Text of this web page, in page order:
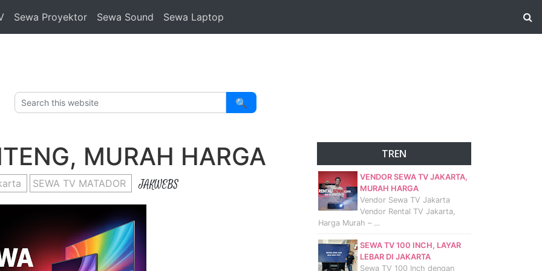
Sewa Proyektor Sewa Sound Sewa Laptop
🔍
MURAH HARGA
SEWA TV MATADOR JAKWEBS
TREN
VENDOR SEWA TV JAKARTA,
MURAH HARGA
Vendor Sewa TV Jakarta
Vendor Rental TV Jakarta,
Harga Murah – …
SEWA TV 100 INCH, LAYAR
LEBAR DI JAKARTA
Sewa TV 100 Inch dengan